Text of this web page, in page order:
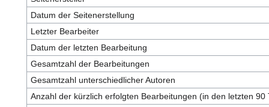
Datum der Seitenerstellung
Letzter Bearbeiter
Datum der letzten Bearbeitung
Gesamtzahl der Bearbeitungen
Gesamtzahl unterschiedlicher Autoren
Anzahl der kürzlich erfolgten Bearbeitungen (in den letzten 90